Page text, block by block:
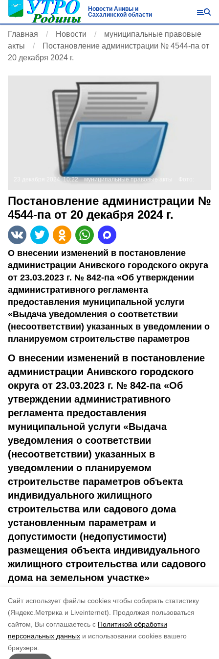
Cайт использует файлы cookies чтобы собирать статистику
(Яндекс.Метрика и Liveinternet).
Продолжая пользоваться
сайтом, Вы соглашаетесь с Политикой обработки
персональных данных и использовании cookies вашего
браузера.
Новости Анивы и
Сахалинской области
Главная Новости
муниципальные правовые
акты
Постановление администрации № 4544-па от
20 декабря 2024 г.
23 декабря 2024, 10:22 муниципальные правовые акты
Постановление администрации №
4544-па от 20 декабря 2024 г.
О внесении изменений в постановление
администрации Анивского городского округа
от 23.03.2023 г. № 842-па «Об утверждении
административного регламента
предоставления муниципальной услуги
«Выдача уведомления о соответствии
(несоответствии) указанных в уведомлении о
планируемом строительстве параметров
О внесении изменений в постановление
администрации Анивского городского
округа от 23.03.2023 г. № 842-па «Об
утверждении административного
регламента предоставления
муниципальной услуги «Выдача
уведомления о соответствии
(несоответствии) указанных в
уведомлении о планируемом
строительстве параметров объекта
индивидуального жилищного
строительства или садового дома
установленным параметрам и
допустимости (недопустимости)
размещения объекта индивидуального
жилищного строительства или садового
дома на земельном участке»
4544-па
по оценке
5